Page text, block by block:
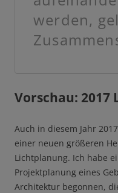
werden,
Vorschau: 2017
Auch in diesem Jahr
einer neuen größeren
Lichtplanung. Ich habe
Projektplanung eines
Architektur begonnen,